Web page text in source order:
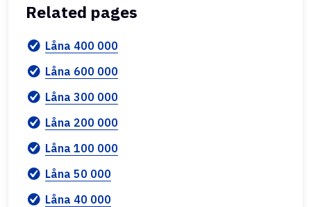
Related pages
Låna 400 000
Låna 600 000
Låna 300 000
Låna 200 000
Låna 100 000
Låna 50 000
Låna 40 000